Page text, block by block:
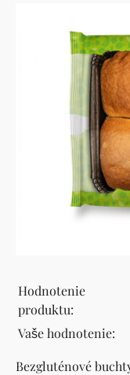
Hodnotenie
produktu:
Vaše hodnotenie:
Bezgluténové